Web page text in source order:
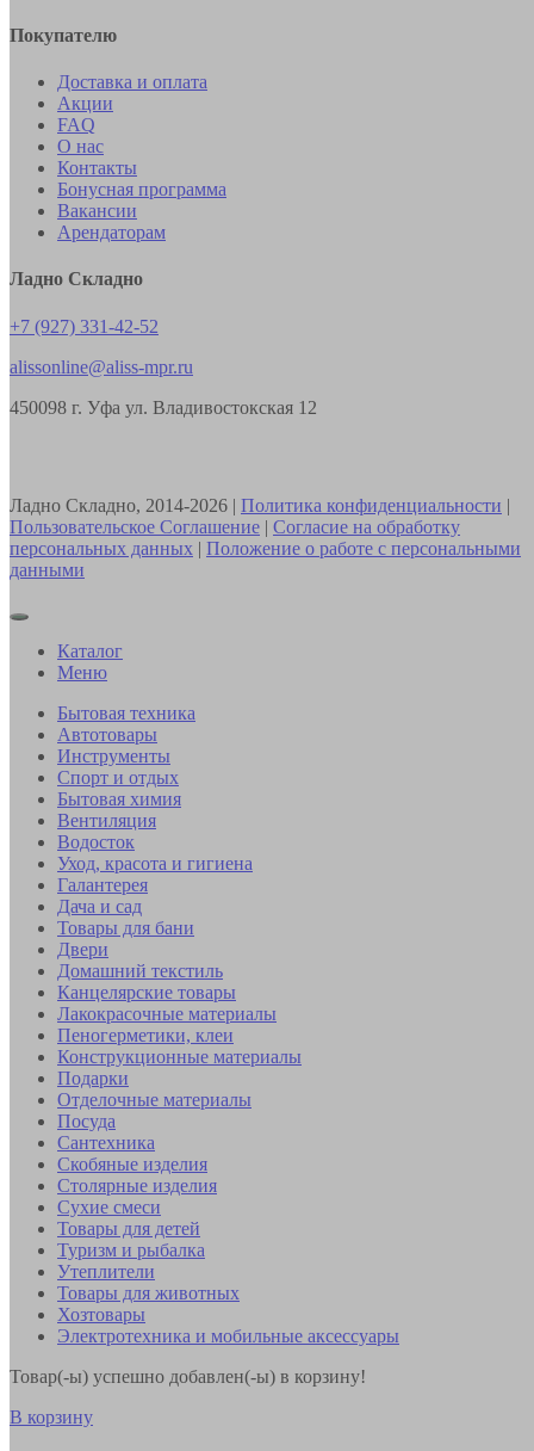
Покупателю
Доставка и оплата
Акции
FAQ
О нас
Контакты
Бонусная программа
Вакансии
Арендаторам
Ладно Складно
+7 (927) 331-42-52
alissonline@aliss-mpr.ru
450098 г. Уфа ул. Владивостокская 12
Ладно Складно, 2014-2026 | Политика конфиденциальности |
Пользовательское Соглашение | Согласие на обработку
персональных данных | Положение о работе с персональными
данными
Каталог
Меню
Бытовая техника
Автотовары
Инструменты
Спорт и отдых
Бытовая химия
Вентиляция
Водосток
Уход, красота и гигиена
Галантерея
Дача и сад
Товары для бани
Двери
Домашний текстиль
Канцелярские товары
Лакокрасочные материалы
Пеногерметики, клеи
Конструкционные материалы
Подарки
Отделочные материалы
Посуда
Сантехника
Скобяные изделия
Столярные изделия
Сухие смеси
Товары для детей
Туризм и рыбалка
Утеплители
Товары для животных
Хозтовары
Электротехника и мобильные аксессуары
Товар(-ы) успешно добавлен(-ы) в корзину!
В корзину